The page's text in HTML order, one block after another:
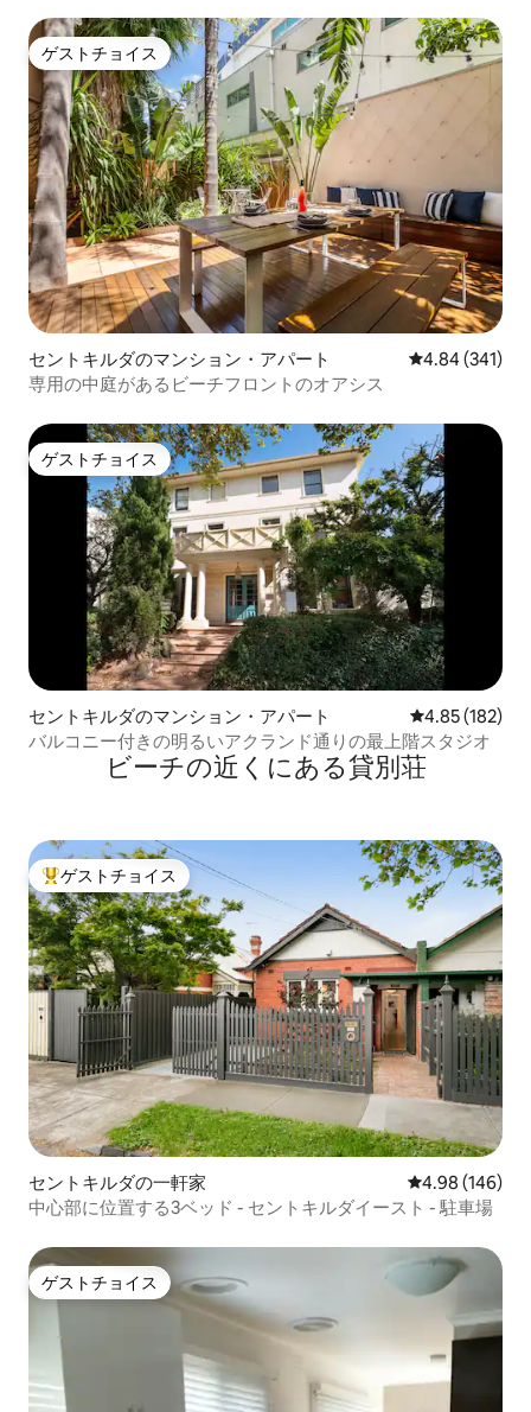
ゲストチョイス
ゲストチョイス
セントキルダのマンション・アパート レビュー341
4.84 (341)
専用の中庭があるビーチフロントのオアシス
ゲストチョイス
ゲストチョイス
セントキルダのマンション・アパート レビュー182
4.85 (182)
バルコニー付きの明るいアクランド通りの最上階スタジオ
ビーチの近くにある貸別荘
大好評のゲストチョイスです。
ゲストチョイス
セントキルダの一軒家 レビュー146
4.98 (146)
中心部に位置する3ベッド - セントキルダイースト - 駐車場
ゲストチョイス
ゲストチョイス